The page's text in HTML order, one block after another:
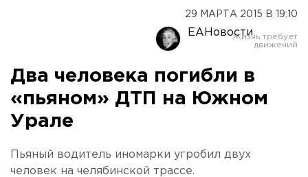
29 МАРТА 2015 В 19:10
ЕАНовости
Два человека погибли в
«пьяном» ДТП на Южном
Урале
Пьяный водитель иномарки угробил двух
человек на челябинской трассе.